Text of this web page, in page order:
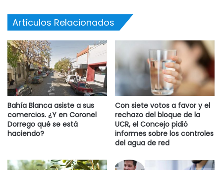
Artículos Relacionados
Bahía Blanca asiste a sus
comercios. ¿Y en Coronel
Dorrego qué se está
haciendo?
Con siete votos a favor y el
rechazo del bloque de la
UCR, el Concejo pidió
informes sobre los controles
del agua de red